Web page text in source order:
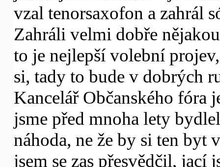
vzal tenorsaxofon a zahrál
Zahráli velmi dobře
to je nejlepší volební
si, tady to bude v dobrých
Kancelář Občanského fóra
jsme před mnoha lety
náhoda, ne že by si ten byt
jsem se zas přesvědčil, jací